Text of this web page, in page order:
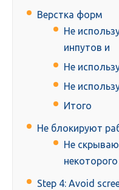
Верстка форм
Не
инпутов и
Не
Не
Итого
Не блокируют
Не
Step 4: Avoid